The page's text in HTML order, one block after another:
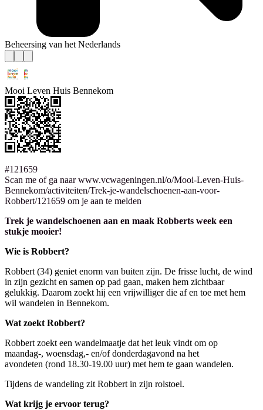
Beheersing van het Nederlands
Mooi Leven Huis Bennekom
#121659
Scan me of ga naar www.vcwageningen.nl/o/Mooi-Leven-Huis-
Bennekom/activiteiten/Trek-je-wandelschoenen-aan-voor-
Robbert/121659 om je aan te melden
Trek je wandelschoenen aan en maak Robberts week een
stukje mooier!
Wie is Robbert?
Robbert (34) geniet enorm van buiten zijn. De frisse lucht, de wind
in zijn gezicht en samen op pad gaan, maken hem zichtbaar
gelukkig. Daarom zoekt hij een vrijwilliger die af en toe met hem
wil wandelen in Bennekom.
Wat zoekt Robbert?
Robbert zoekt een wandelmaatje dat het leuk vindt om op
maandag-, woensdag,- en/of donderdagavond na het
avondeten (rond 18.30-19.00 uur) met hem te gaan wandelen.
Tijdens de wandeling zit Robbert in zijn rolstoel.
Wat krijg je ervoor terug?